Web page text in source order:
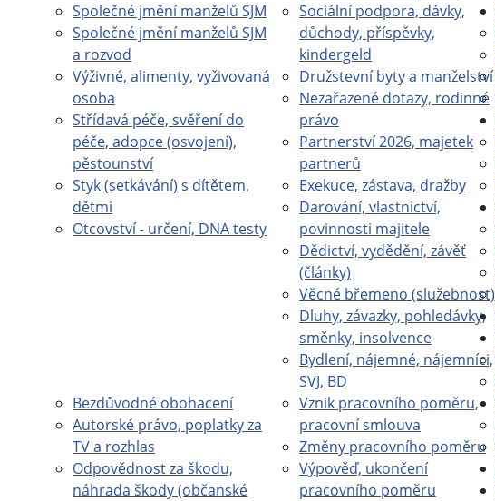
Společné jmění manželů SJM
Společné jmění manželů SJM
a rozvod
Výživné, alimenty, vyživovaná
osoba
Střídavá péče, svěření do
péče, adopce (osvojení),
pěstounství
Styk (setkávání) s dítětem,
dětmi
Otcovství - určení, DNA testy
Sociální podpora, dávky,
důchody, příspěvky,
kindergeld
Družstevní byty a manželství
Nezařazené dotazy, rodinné
právo
Partnerství 2026, majetek
partnerů
Exekuce, zástava, dražby
Darování, vlastnictví,
povinnosti majitele
Dědictví, vydědění, závěť
(články)
Věcné břemeno (služebnost)
Dluhy, závazky, pohledávky,
směnky, insolvence
Bydlení, nájemné, nájemníci,
SVJ, BD
Bezdůvodné obohacení
Autorské právo, poplatky za
TV a rozhlas
Odpovědnost za škodu,
náhrada škody (občanské
Vznik pracovního poměru,
pracovní smlouva
Změny pracovního poměru
Výpověď, ukončení
pracovního poměru